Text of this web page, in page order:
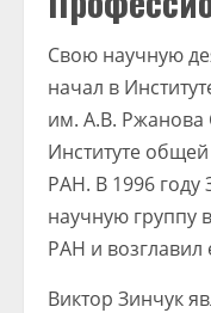
Свою научную
начал в
им. А.В. Ржанова
Институте
РАН. В 1996 году
научную группу
РАН и возглавил
Виктор Зинчук